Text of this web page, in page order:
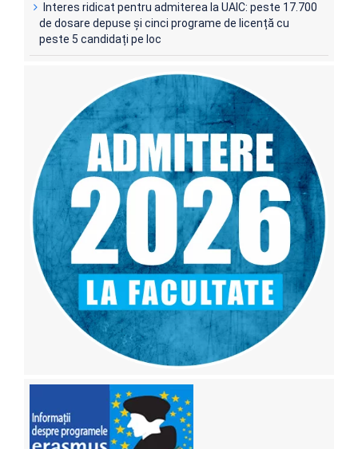
Interes ridicat pentru admiterea la UAIC: peste 17.700
de dosare depuse și cinci programe de licență cu
peste 5 candidați pe loc